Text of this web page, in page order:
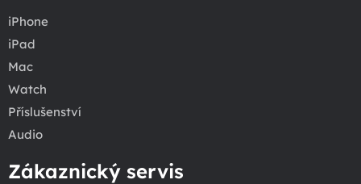
iPhone
iPad
Mac
Watch
Příslušenství
Audio
Zákaznický servis